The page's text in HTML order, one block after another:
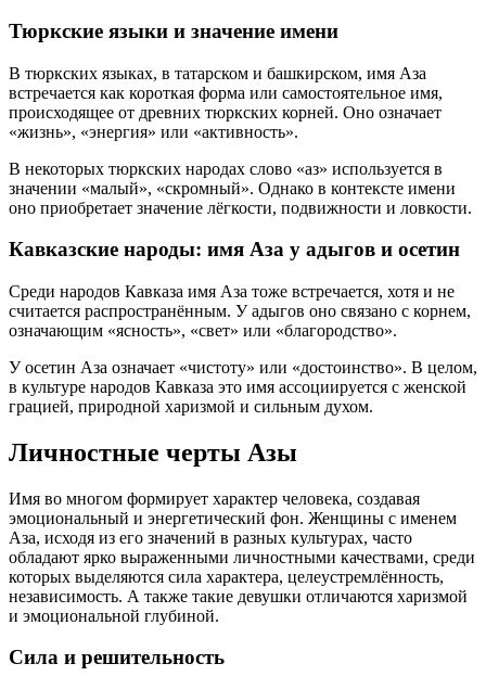
Тюркские языки и значение имени
В тюркских языках, в татарском и башкирском, имя Аза
встречается как короткая форма или самостоятельное имя,
происходящее от древних тюркских корней. Оно означает
«жизнь», «энергия» или «активность».
В некоторых тюркских народах слово «аз» используется в
значении «малый», «скромный». Однако в контексте имени
оно приобретает значение лёгкости, подвижности и ловкости.
Кавказские народы: имя Аза у адыгов и осетин
Среди народов Кавказа имя Аза тоже встречается, хотя и не
считается распространённым. У адыгов оно связано с корнем,
означающим «ясность», «свет» или «благородство».
У осетин Аза означает «чистоту» или «достоинство». В целом,
в культуре народов Кавказа это имя ассоциируется с женской
грацией, природной харизмой и сильным духом.
Личностные черты Азы
Имя во многом формирует характер человека, создавая
эмоциональный и энергетический фон. Женщины с именем
Аза, исходя из его значений в разных культурах, часто
обладают ярко выраженными личностными качествами, среди
которых выделяются сила характера, целеустремлённость,
независимость. А также такие девушки отличаются харизмой
и эмоциональной глубиной.
Сила и решительность